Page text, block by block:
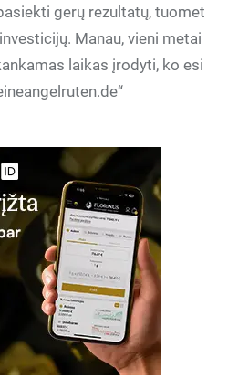
gerų rezultatų, tuomet
Manau, vieni metai
laikas įrodyti, ko esi